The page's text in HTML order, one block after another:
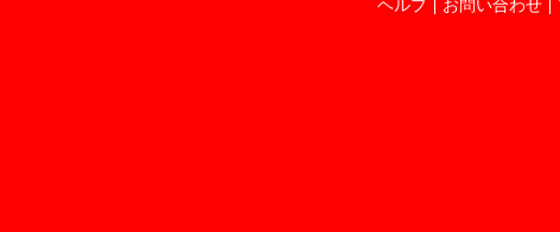
ヘルプ
お問い合わせ